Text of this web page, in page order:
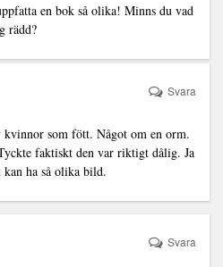
en bok så olika! Minns du vad
rädd?
som fött. Något om en orm.
faktiskt den var riktigt dålig. Ja
kan ha så olika bild.
Svara
Svara